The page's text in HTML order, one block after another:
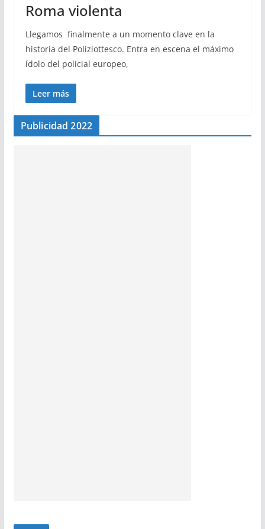
Roma violenta
Llegamos finalmente a un momento clave en la
historia del Poliziottesco. Entra en escena el máximo
ídolo del policial europeo,
Leer más
Publicidad 2022